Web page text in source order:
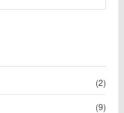
(2)
(9)